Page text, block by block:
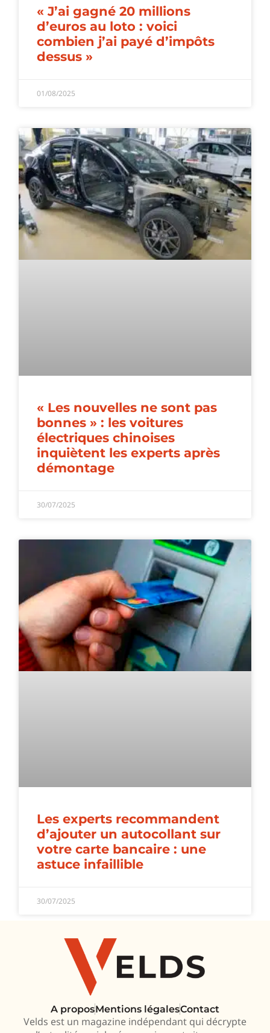
« J’ai gagné 20 millions
d’euros au loto : voici
combien j’ai payé d’impôts
dessus »
01/08/2025
« Les nouvelles ne sont pas
bonnes » : les voitures
électriques chinoises
inquiètent les experts après
démontage
30/07/2025
Les experts recommandent
d’ajouter un autocollant sur
votre carte bancaire : une
astuce infaillible
30/07/2025
A proposMentions légalesContact
Velds est un magazine indépendant qui décrypte